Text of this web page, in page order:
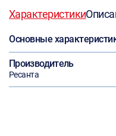
Характеристики
Основные
Производитель
Ресанта